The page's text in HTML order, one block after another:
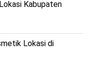
Kabupaten
Lokasi di